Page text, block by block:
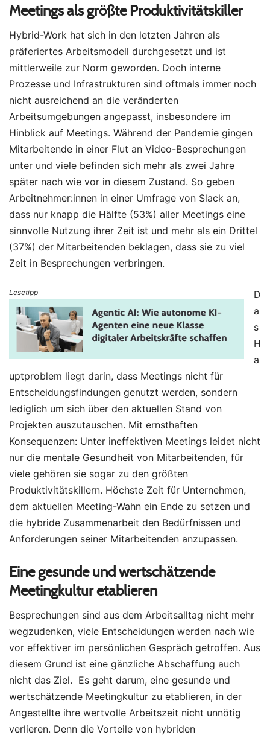
Meetings als größte Produktivitätskiller
Hybrid-Work hat sich in den letzten Jahren als
präferiertes Arbeitsmodell durchgesetzt und ist
mittlerweile zur Norm geworden. Doch interne
Prozesse und Infrastrukturen sind oftmals immer noch
nicht ausreichend an die veränderten
Arbeitsumgebungen angepasst, insbesondere im
Hinblick auf Meetings. Während der Pandemie gingen
Mitarbeitende in einer Flut an Video-Besprechungen
unter und viele befinden sich mehr als zwei Jahre
später nach wie vor in diesem Zustand. So geben
Arbeitnehmer:innen in einer Umfrage von Slack an,
dass nur knapp die Hälfte (53%) aller Meetings eine
sinnvolle Nutzung ihrer Zeit ist und mehr als ein Drittel
(37%) der Mitarbeitenden beklagen, dass sie zu viel
Zeit in Besprechungen verbringen.
Lesetipp
D
a
s
H
a
uptproblem liegt darin, dass Meetings nicht für
Entscheidungsfindungen genutzt werden, sondern
lediglich um sich über den aktuellen Stand von
Projekten auszutauschen. Mit ernsthaften
Konsequenzen: Unter ineffektiven Meetings leidet nicht
nur die mentale Gesundheit von Mitarbeitenden, für
viele gehören sie sogar zu den größten
Produktivitätskillern. Höchste Zeit für Unternehmen,
dem aktuellen Meeting-Wahn ein Ende zu setzen und
die hybride Zusammenarbeit den Bedürfnissen und
Anforderungen seiner Mitarbeitenden anzupassen.
Eine gesunde und wertschätzende
Meetingkultur etablieren
Besprechungen sind aus dem Arbeitsalltag nicht mehr
wegzudenken, viele Entscheidungen werden nach wie
vor effektiver im persönlichen Gespräch getroffen. Aus
diesem Grund ist eine gänzliche Abschaffung auch
nicht das Ziel. Es geht darum, eine gesunde und
wertschätzende Meetingkultur zu etablieren, in der
Angestellte ihre wertvolle Arbeitszeit nicht unnötig
verlieren. Denn die Vorteile von hybriden